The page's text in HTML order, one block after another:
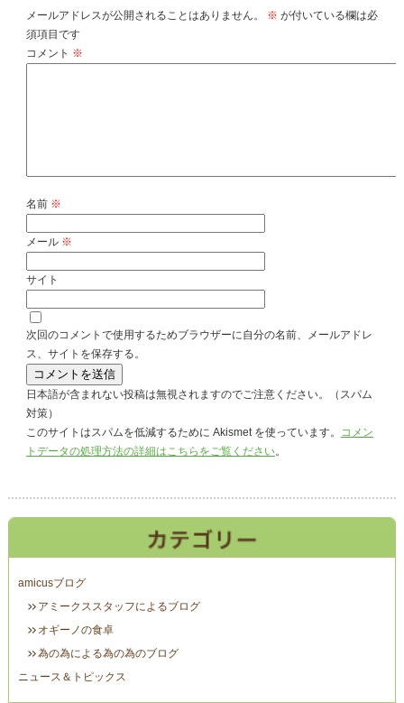
メールアドレスが公開されることはありません。 ※ が付いている欄は必
須項目です
コメント ※
名前 ※
メール ※
サイト
次回のコメントで使用するためブラウザーに自分の名前、メールアドレ
ス、サイトを保存する。
日本語が含まれない投稿は無視されますのでご注意ください。（スパム
対策）
このサイトはスパムを低減するために Akismet を使っています。 コメン
トデータの処理方法の詳細はこちらをご覧ください。
amicusブログ
アミークススタッフによるブログ
オギーノの食卓
為の為による為の為のブログ
ニュース＆トピックス